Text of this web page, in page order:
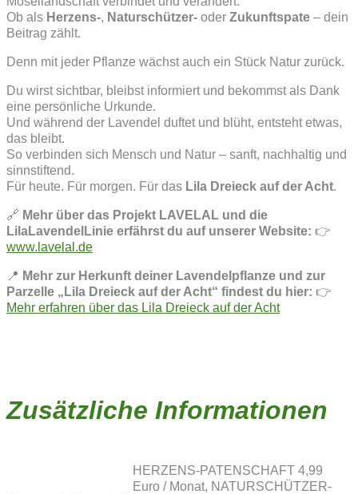
Ob als Herzens-, Naturschützer- oder Zukunftspate – dein
Beitrag zählt.
Denn mit jeder Pflanze wächst auch ein Stück Natur zurück.
Du wirst sichtbar, bleibst informiert und bekommst als Dank
eine persönliche Urkunde.
Und während der Lavendel duftet und blüht, entsteht etwas,
das bleibt.
So verbinden sich Mensch und Natur – sanft, nachhaltig und
sinnstiftend.
Für heute. Für morgen. Für das Lila Dreieck auf der Acht.
🔗 Mehr über das Projekt LAVELAL und die
LilaLavendelLinie erfährst du auf unserer Website: 👉
www.lavelal.de
📍 Mehr zur Herkunft deiner Lavendelpflanze und zur
Parzelle „Lila Dreieck auf der Acht“ findest du hier: 👉
Mehr erfahren über das Lila Dreieck auf der Acht
Zusätzliche Informationen
HERZENS-PATENSCHAFT 4,99
Euro / Monat, NATURSCHÜTZER-